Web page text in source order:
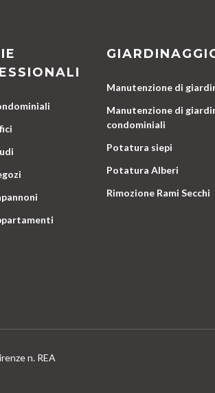
Manutenzione di
Manutenzione di
condominiali
Potatura siepi
Potatura Alberi
Rimozione Rami Secchi
n. REA